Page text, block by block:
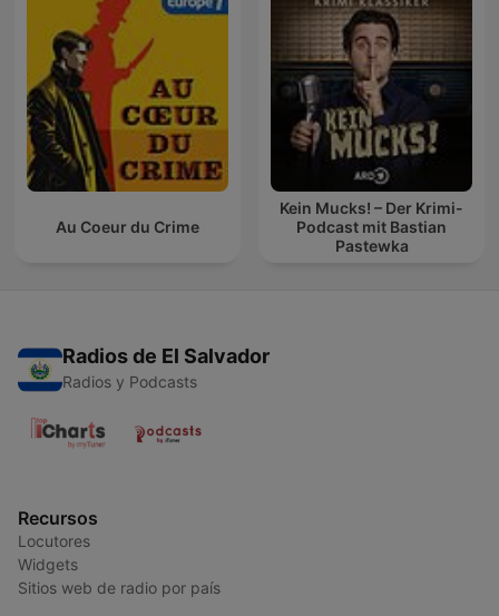
Au Coeur du Crime
Kein Mucks! – Der Krimi-
Podcast mit Bastian
Pastewka
Radios de El Salvador
Radios y Podcasts
Recursos
Locutores
Widgets
Sitios web de radio por país